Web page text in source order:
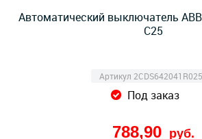
Автоматический выключатель
C25
Артикул
Под заказ
788,90 руб.